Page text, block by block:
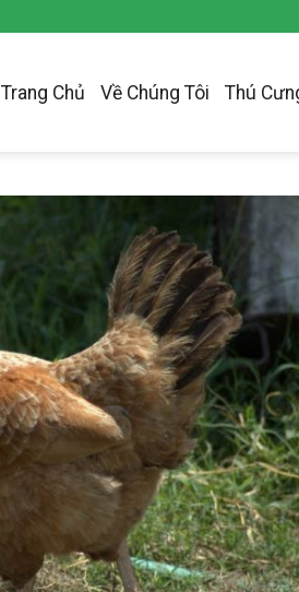
Trang Chủ Về Chúng Tôi Thú